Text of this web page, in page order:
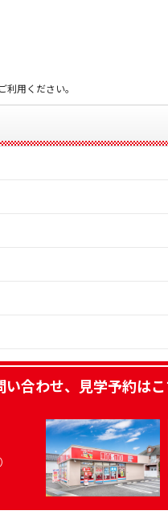
用ください。
い合わせ、見学予約は